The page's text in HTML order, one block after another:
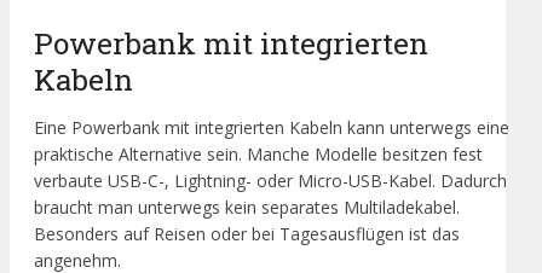
Powerbank mit integrierten
Kabeln
Eine Powerbank mit integrierten Kabeln kann unterwegs eine
praktische Alternative sein. Manche Modelle besitzen fest
verbaute USB-C-, Lightning- oder Micro-USB-Kabel. Dadurch
braucht man unterwegs kein separates Multiladekabel.
Besonders auf Reisen oder bei Tagesausflügen ist das
angenehm.